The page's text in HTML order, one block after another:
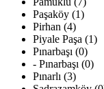
Paşaköy (1)
Pirhan (4)
Piyale Paşa (1)
Pınarbaşı (0)
- Pınarbaşı (0)
Pınarlı (3)